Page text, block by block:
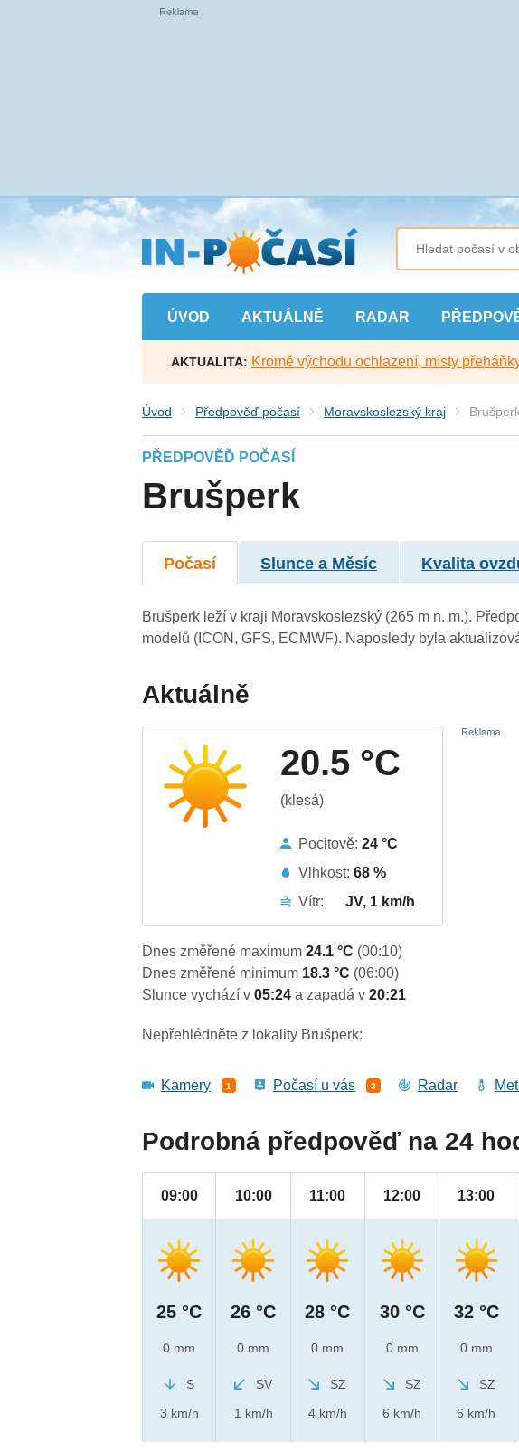
Přejít
na
hlavní
obsah
ÚVOD AKTUÁLNĚ RADAR
AKTUALITA: Kromě východu ochlazení, místy
Úvod Předpověď počasí Moravskoslezský kraj
PŘEDPOVĚĎ POČASÍ
Brušperk
Počasí Slunce a Měsíc Kvalita
Brušperk leží v kraji Moravskoslezský (265 m n. m.).
modelů (ICON, GFS, ECMWF). Naposledy byla
Aktuálně
20.5 °C
(klesá)
Pocitově:24 °C
Vlhkost:68 %
Vítr:
JV, 1 km/h
Dnes změřené maximum24.1 °C (00:10)
Dnes změřené minimum 18.3 °C (06:00)
Slunce vychází v05:24a zapadá v20:21
Nepřehlédněte z lokality Brušperk:
Kamery 1 Počasí u vás 3 Radar
Podrobná předpověď na 24
09:00
25 °C
0 mm
S
3 km/h
10:00
26 °C
0 mm
SV
1 km/h
11:00
28 °C
0 mm
SZ
4 km/h
12:00
30 °C
0 mm
SZ
6 km/h
13:00
32 °C
0 mm
SZ
6 km/h